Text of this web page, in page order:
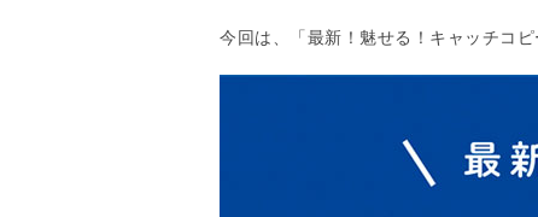
今回は、「最新！魅せる！キャッチコ